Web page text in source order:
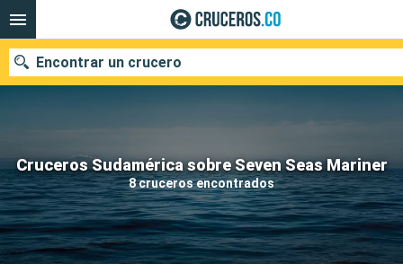
Cruceros Sudamérica sobre Seven Seas Mariner
8 cruceros encontrados
Encontrar un crucero
Fecha de salida
Buscar